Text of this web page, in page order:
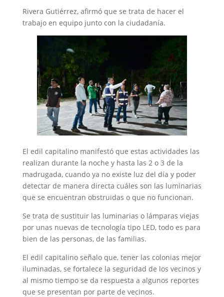
Rivera Gutiérrez, afirmó que se trata de hacer el
trabajo en equipo junto con la ciudadanía.
El edil capitalino manifestó que estas actividades las
realizan durante la noche y hasta las 2 o 3 de la
madrugada, cuando ya no existe luz del día y poder
detectar de manera directa cuáles son las luminarias
que se encuentran obstruidas o que no funcionan.
Se trata de sustituir las luminarias o lámparas viejas
por unas nuevas de tecnología tipo LED, todo es para
bien de las personas, de las familias.
El edil capitalino señalo que, tener las colonias mejor
iluminadas, se fortalece la seguridad de los vecinos y
al mismo tiempo se da respuesta a algunos reportes
que se presentan por parte de vecinos.